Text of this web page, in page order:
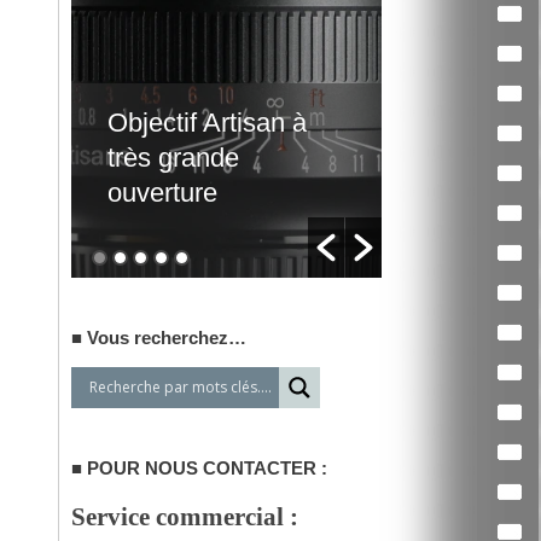
Traitement de
vidéos par lots
Un film
Vous recherchez…
POUR NOUS CONTACTER :
Service commercial :